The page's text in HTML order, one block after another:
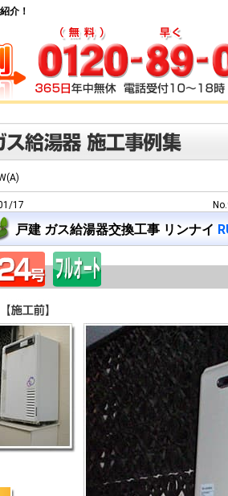
介！
17
戸建 ガス給湯器交換工事 リンナイ